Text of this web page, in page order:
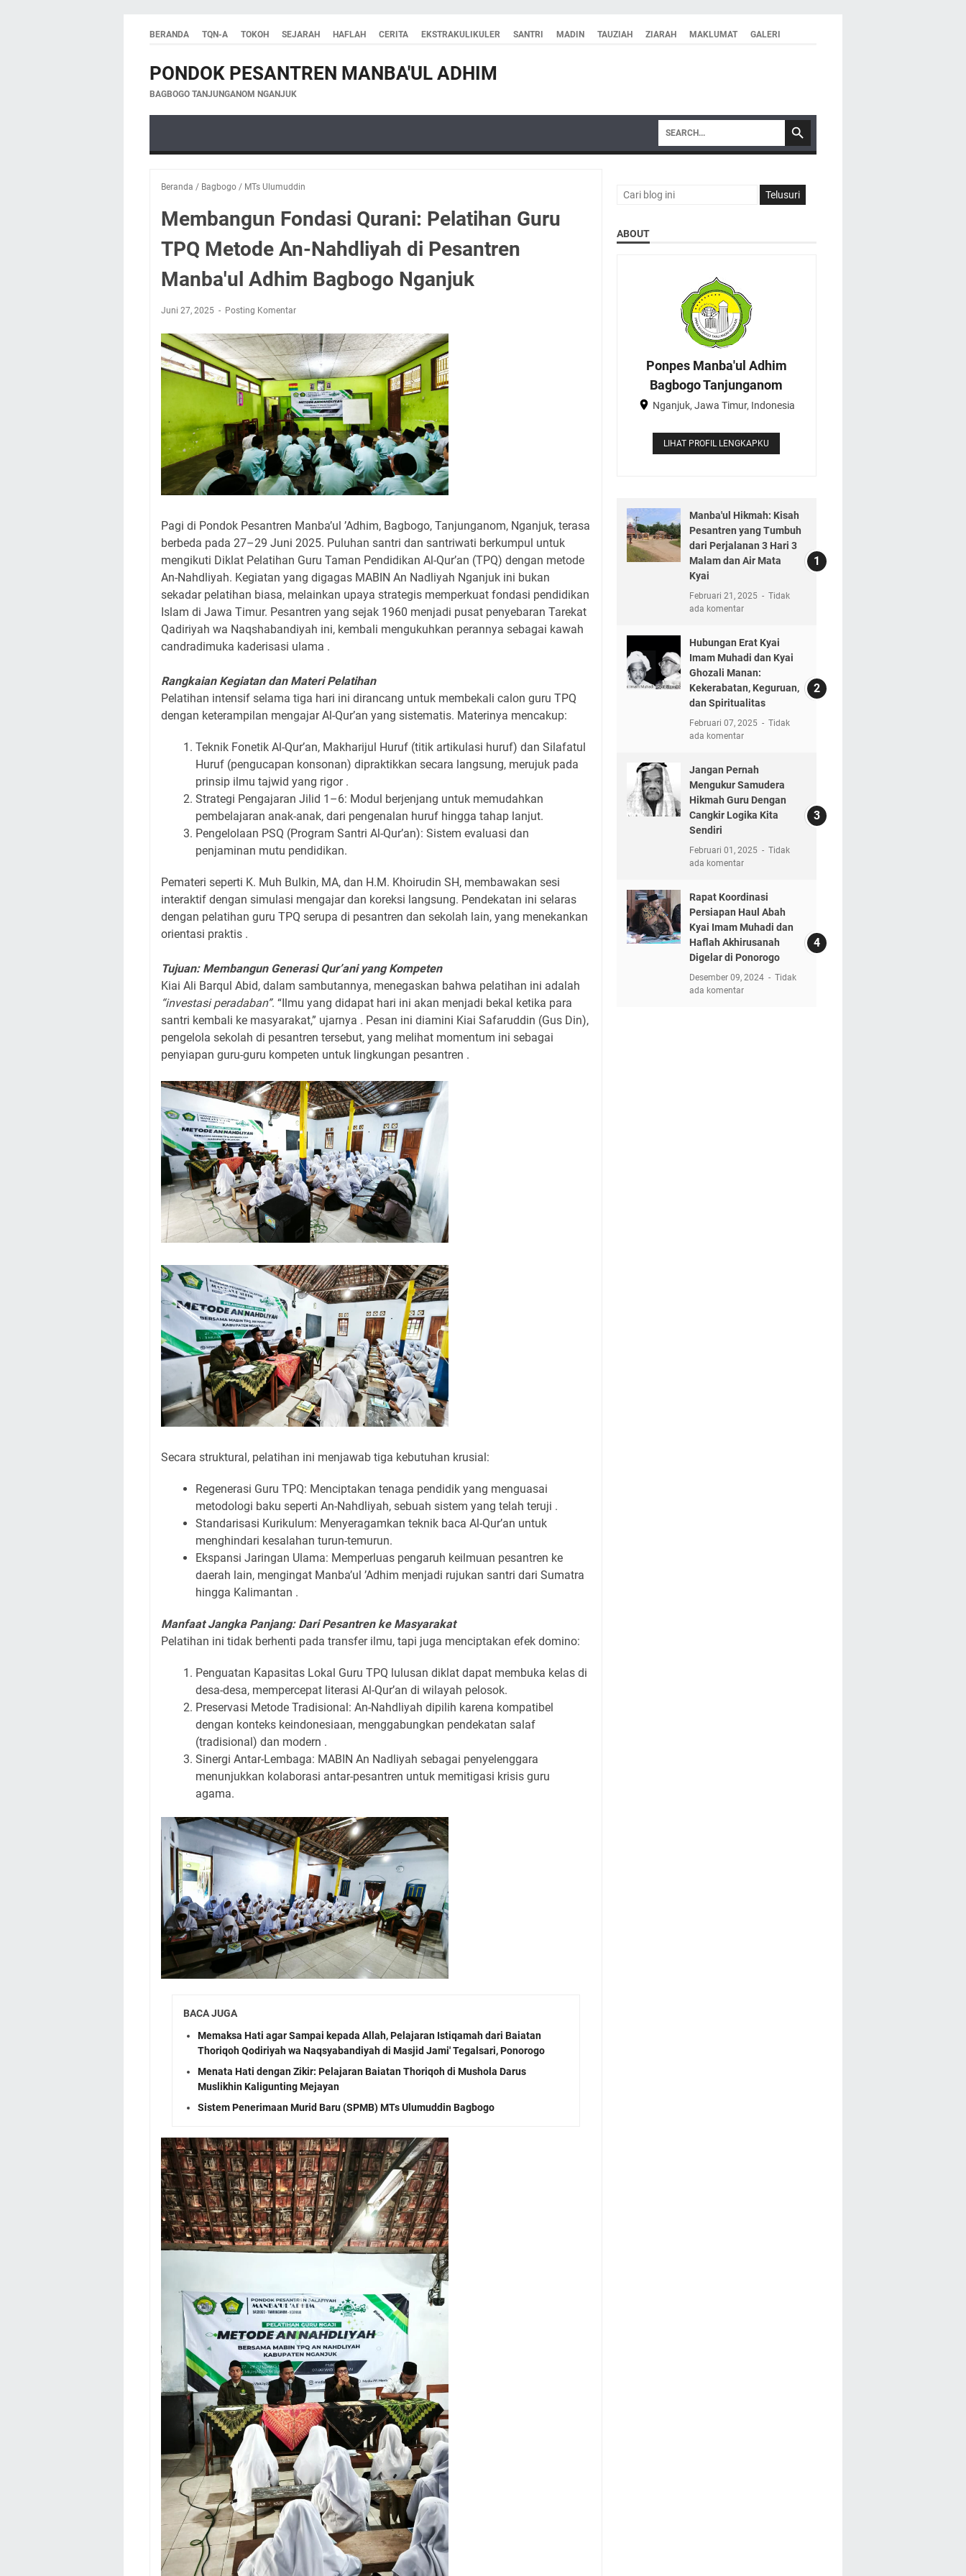
BERANDA TQN-A TOKOH SEJARAH HAFLAH CERITA EKSTRAKULIKULER SANTRI MADIN TAUZIAH ZIARAH MAKLUMAT GALERI
PONDOK PESANTREN MANBA'UL ADHIM
BAGBOGO TANJUNGANOM NGANJUK
Beranda / Bagbogo / MTs Ulumuddin
Membangun Fondasi Qurani: Pelatihan Guru
TPQ Metode An-Nahdliyah di Pesantren
Manba'ul Adhim Bagbogo Nganjuk
Juni 27, 2025 Posting Komentar
Pagi di Pondok Pesantren Manba’ul ’Adhim, Bagbogo, Tanjunganom, Nganjuk, terasa
berbeda pada 27–29 Juni 2025. Puluhan santri dan santriwati berkumpul untuk
mengikuti Diklat Pelatihan Guru Taman Pendidikan Al-Qur’an (TPQ) dengan metode
An-Nahdliyah. Kegiatan yang digagas MABIN An Nadliyah Nganjuk ini bukan
sekadar pelatihan biasa, melainkan upaya strategis memperkuat fondasi pendidikan
Islam di Jawa Timur. Pesantren yang sejak 1960 menjadi pusat penyebaran Tarekat
Qadiriyah wa Naqshabandiyah ini, kembali mengukuhkan perannya sebagai kawah
candradimuka kaderisasi ulama .
Rangkaian Kegiatan dan Materi Pelatihan
Pelatihan intensif selama tiga hari ini dirancang untuk membekali calon guru TPQ
dengan keterampilan mengajar Al-Qur’an yang sistematis. Materinya mencakup:
Teknik Fonetik Al-Qur’an, Makharijul Huruf (titik artikulasi huruf) dan Silafatul
Huruf (pengucapan konsonan) dipraktikkan secara langsung, merujuk pada
prinsip ilmu tajwid yang rigor .
Strategi Pengajaran Jilid 1–6: Modul berjenjang untuk memudahkan
pembelajaran anak-anak, dari pengenalan huruf hingga tahap lanjut.
Pengelolaan PSQ (Program Santri Al-Qur’an): Sistem evaluasi dan
penjaminan mutu pendidikan.
Pemateri seperti K. Muh Bulkin, MA, dan H.M. Khoirudin SH, membawakan sesi
interaktif dengan simulasi mengajar dan koreksi langsung. Pendekatan ini selaras
dengan pelatihan guru TPQ serupa di pesantren dan sekolah lain, yang menekankan
orientasi praktis .
Tujuan: Membangun Generasi Qur’ani yang Kompeten
Kiai Ali Barqul Abid, dalam sambutannya, menegaskan bahwa pelatihan ini adalah
“investasi peradaban”. “Ilmu yang didapat hari ini akan menjadi bekal ketika para
santri kembali ke masyarakat,” ujarnya . Pesan ini diamini Kiai Safaruddin (Gus Din),
pengelola sekolah di pesantren tersebut, yang melihat momentum ini sebagai
penyiapan guru-guru kompeten untuk lingkungan pesantren .
Secara struktural, pelatihan ini menjawab tiga kebutuhan krusial:
Regenerasi Guru TPQ: Menciptakan tenaga pendidik yang menguasai
metodologi baku seperti An-Nahdliyah, sebuah sistem yang telah teruji .
Standarisasi Kurikulum: Menyeragamkan teknik baca Al-Qur’an untuk
menghindari kesalahan turun-temurun.
Ekspansi Jaringan Ulama: Memperluas pengaruh keilmuan pesantren ke
daerah lain, mengingat Manba’ul ’Adhim menjadi rujukan santri dari Sumatra
hingga Kalimantan .
Manfaat Jangka Panjang: Dari Pesantren ke Masyarakat
Pelatihan ini tidak berhenti pada transfer ilmu, tapi juga menciptakan efek domino:
Penguatan Kapasitas Lokal Guru TPQ lulusan diklat dapat membuka kelas di
desa-desa, mempercepat literasi Al-Qur’an di wilayah pelosok.
Preservasi Metode Tradisional: An-Nahdliyah dipilih karena kompatibel
dengan konteks keindonesiaan, menggabungkan pendekatan salaf
(tradisional) dan modern .
Sinergi Antar-Lembaga: MABIN An Nadliyah sebagai penyelenggara
menunjukkan kolaborasi antar-pesantren untuk memitigasi krisis guru
agama.
BACA JUGA
Memaksa Hati agar Sampai kepada Allah, Pelajaran Istiqamah dari Baiatan
Thoriqoh Qodiriyah wa Naqsyabandiyah di Masjid Jami' Tegalsari, Ponorogo
Menata Hati dengan Zikir: Pelajaran Baiatan Thoriqoh di Mushola Darus
Muslikhin Kaligunting Mejayan
Sistem Penerimaan Murid Baru (SPMB) MTs Ulumuddin Bagbogo
ABOUT
Ponpes Manba'ul Adhim
Bagbogo Tanjunganom
Nganjuk, Jawa Timur, Indonesia
LIHAT PROFIL LENGKAPKU
Manba'ul Hikmah: Kisah
Pesantren yang Tumbuh
dari Perjalanan 3 Hari 3
Malam dan Air Mata
Kyai
Februari 21, 2025
Tidak
ada komentar
Hubungan Erat Kyai
Imam Muhadi dan Kyai
Ghozali Manan:
Kekerabatan, Keguruan,
dan Spiritualitas
Februari 07, 2025
Tidak
ada komentar
Jangan Pernah
Mengukur Samudera
Hikmah Guru Dengan
Cangkir Logika Kita
Sendiri
Februari 01, 2025
Tidak
ada komentar
Rapat Koordinasi
Persiapan Haul Abah
Kyai Imam Muhadi dan
Haflah Akhirusanah
Digelar di Ponorogo
Desember 09, 2024
Tidak
ada komentar